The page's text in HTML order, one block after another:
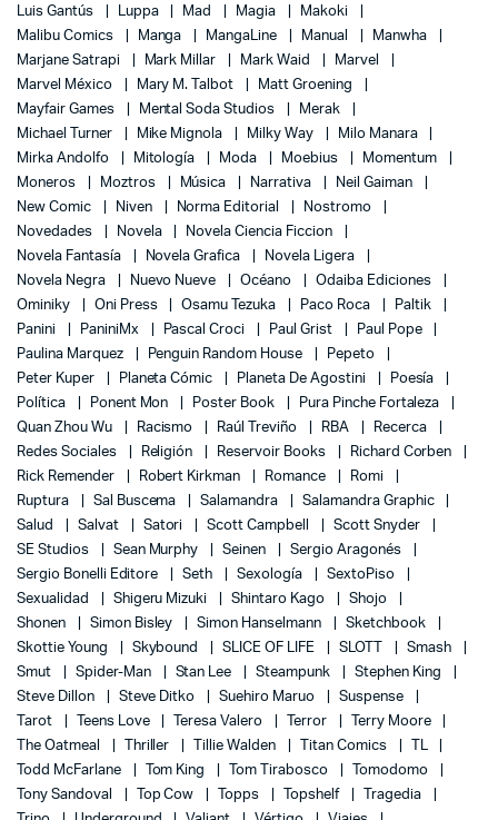
Luis Gantús
Luppa Mad Magia
Makoki
Malibu Comics
Manga MangaLine Manual
Manwha
Marjane Satrapi
Mark Millar Mark Waid
Marvel
Marvel México
Mary M. Talbot
Matt Groening
Mayfair Games
Mental Soda Studios
Merak
Michael Turner
Mike Mignola Milky Way
Milo Manara
Mirka Andolfo
Mitología Moda Moebius
Momentum
Moneros
Moztros Música Narrativa
Neil Gaiman
New Comic
Niven Norma Editorial
Nostromo
Novedades
Novela
Novela Ciencia Ficcion
Novela Fantasía
Novela Grafica
Novela Ligera
Novela Negra
Nuevo Nueve Océano
Odaiba Ediciones
Ominiky
Oni Press Osamu Tezuka Paco Roca
Paltik
Panini
PaniniMx Pascal Croci Paul Grist
Paul Pope
Paulina Marquez
Penguin Random House
Pepeto
Peter Kuper
Planeta Cómic Planeta De Agostini
Poesía
Política
Ponent Mon Poster Book
Pura Pinche Fortaleza
Quan Zhou Wu
Racismo Raúl Treviño RBA
Recerca
Redes Sociales
Religión Reservoir Books
Richard Corben
Rick Remender
Robert Kirkman Romance
Romi
Ruptura
Sal Buscema Salamandra
Salamandra Graphic
Salud
Salvat Satori Scott Campbell
Scott Snyder
SE Studios
Sean Murphy Seinen
Sergio Aragonés
Sergio Bonelli Editore
Seth Sexología
SextoPiso
Sexualidad
Shigeru Mizuki Shintaro Kago
Shojo
Shonen
Simon Bisley Simon Hanselmann
Sketchbook
Skottie Young
Skybound SLICE OF LIFE SLOTT
Smash
Smut
Spider-Man Stan Lee Steampunk
Stephen King
Steve Dillon
Steve Ditko Suehiro Maruo
Suspense
Tarot
Teens Love Teresa Valero Terror
Terry Moore
The Oatmeal
Thriller Tillie Walden Titan Comics
TL
Todd McFarlane
Tom King Tom Tirabosco
Tomodomo
Tony Sandoval
Top Cow Topps Topshelf
Tragedia